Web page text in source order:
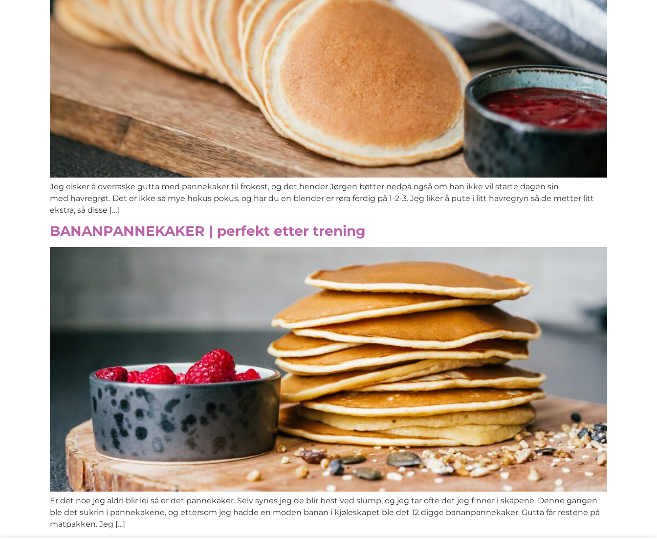
Jeg elsker å overraske gutta med pannekaker til frokost, og det hender Jørgen bøtter nedpå også om han ikke vil starte dagen sin
med havregrøt. Det er ikke så mye hokus pokus, og har du en blender er røra ferdig på 1-2-3. Jeg liker å pute i litt havregryn så de metter litt
ekstra, så disse […]
BANANPANNEKAKER | perfekt etter trening
Er det noe jeg aldri blir lei så er det pannekaker. Selv synes jeg de blir best ved slump, og jeg tar ofte det jeg finner i skapene. Denne gangen
ble det sukrin i pannekakene, og ettersom jeg hadde en moden banan i kjøleskapet ble det 12 digge bananpannekaker. Gutta får restene på
matpakken. Jeg […]